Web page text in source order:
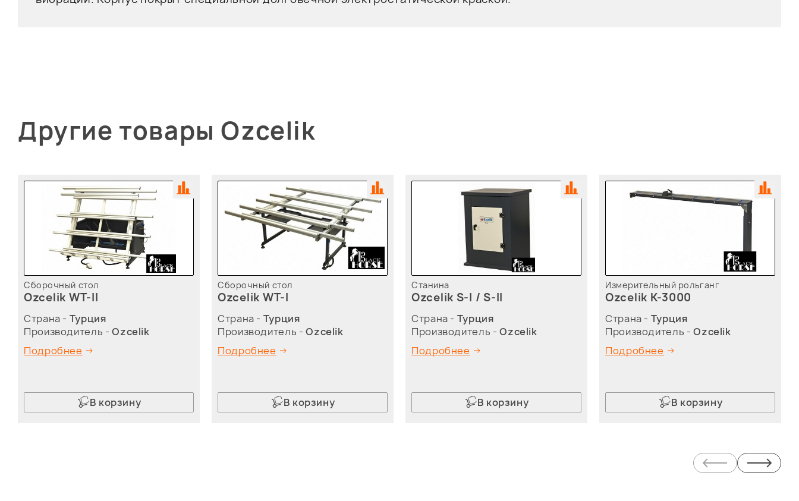
Другие товары Ozcelik
Сборочный стол
Ozcelik WT-II
Страна - Турция
Производитель -Ozcelik
Подробнее
В корзину
Сборочный стол
Ozcelik WT-I
Страна - Турция
Производитель -Ozcelik
Подробнее
В корзину
Станина
Ozcelik S-I / S-II
Страна - Турция
Производитель -Ozcelik
Подробнее
В корзину
Измерительный рольганг
Ozcelik K-3000
Страна - Турция
Производитель -Ozcelik
Подробнее
В корзину